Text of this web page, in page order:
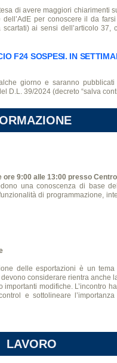
di avere maggiori chiarimenti
dell’AdE per conoscere il da
ai sensi dell’articolo 37,
F24 SOSPESI. IN
giorno e saranno
D.L. 39/2024 (decreto “salva
ore 9:00 alle 13:00 presso
una conoscenza di base
di programmazione,
delle esportazioni è un
considerare rientra anche
modifiche. L’incontro
e sottolineare
LAVORO